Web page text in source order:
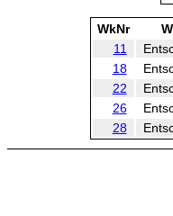
WkNr
11
18
22
26
28